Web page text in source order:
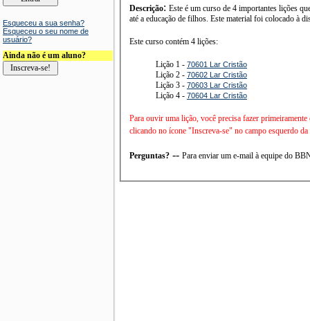
Esqueceu a sua senha?
Esqueceu o seu nome de
usuário?
Ainda não é um aluno?
Descrição: Este é um curso de 4 importantes lições
até a educação de filhos. Este material foi colocado à
Este curso contém 4 lições:
Lição 1 - 70601 Lar Cristão
Lição 2 - 70602 Lar Cristão
Lição 3 - 70603 Lar Cristão
Lição 4 - 70604 Lar Cristão
Para ouvir uma lição, você precisa fazer
clicando no ícone "Inscreva-se" no campo esquerdo da
Perguntas? -- Para enviar um e-mail à equipe do